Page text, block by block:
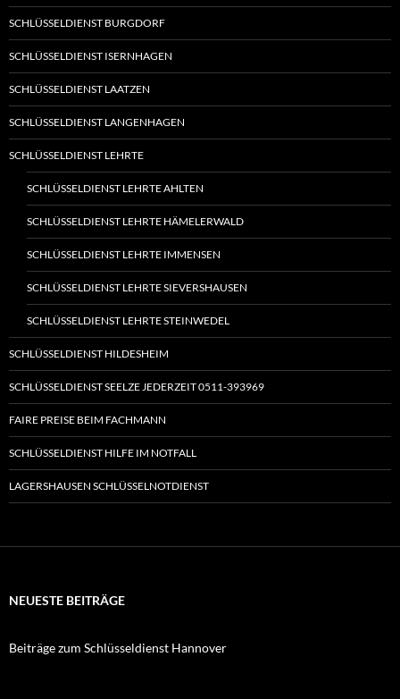
SCHLÜSSELDIENST BURGDORF
SCHLÜSSELDIENST ISERNHAGEN
SCHLÜSSELDIENST LAATZEN
SCHLÜSSELDIENST LANGENHAGEN
SCHLÜSSELDIENST LEHRTE
SCHLÜSSELDIENST LEHRTE AHLTEN
SCHLÜSSELDIENST LEHRTE HÄMELERWALD
SCHLÜSSELDIENST LEHRTE IMMENSEN
SCHLÜSSELDIENST LEHRTE SIEVERSHAUSEN
SCHLÜSSELDIENST LEHRTE STEINWEDEL
SCHLÜSSELDIENST HILDESHEIM
SCHLÜSSELDIENST SEELZE JEDERZEIT 0511-393969
FAIRE PREISE BEIM FACHMANN
SCHLÜSSELDIENST HILFE IM NOTFALL
LAGERSHAUSEN SCHLÜSSELNOTDIENST
NEUESTE BEITRÄGE
Beiträge zum Schlüsseldienst Hannover